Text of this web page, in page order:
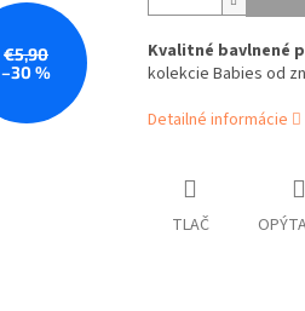
€5,90
–30 %
Kvalitné bavlnené
kolekcie Babies od
Detailné informácie
TLAČ